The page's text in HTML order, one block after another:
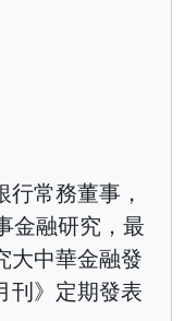
常務董事，
金融研究，最
大中華金融發
刊》定期發表